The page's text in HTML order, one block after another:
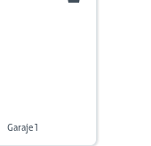
Garaje 1